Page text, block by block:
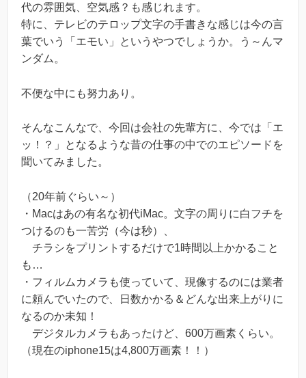
代の雰囲気、空気感？も感じれます。
特に、テレビのテロップ文字の手書きな感じは今の言
葉でいう「エモい」というやつでしょうか。う～んマ
ンダム。
不便な中にも努力あり。
そんなこんなで、今回は会社の先輩方に、今では「エ
ッ！？」となるような昔の仕事の中でのエピソードを
聞いてみました。
（20年前ぐらい～）
・Macはあの有名な初代iMac。文字の周りに白フチを
つけるのも一苦労（今は秒）、
チラシをプリントするだけで1時間以上かかること
も…
・フィルムカメラも使っていて、現像するのには業者
に頼んでいたので、日数かかる＆どんな出来上がりに
なるのか未知！
デジタルカメラもあったけど、600万画素くらい。
（現在のiphone15は4,800万画素！！）